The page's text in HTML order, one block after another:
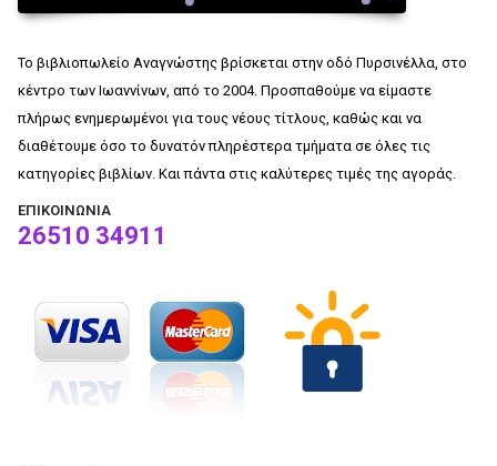
Το βιβλιοπωλείο Αναγνώστης βρίσκεται στην οδό Πυρσινέλλα, στο
κέντρο των Ιωαννίνων, από το 2004. Προσπαθούμε να είμαστε
πλήρως ενημερωμένοι για τους νέους τίτλους, καθώς και να
διαθέτουμε όσο το δυνατόν πληρέστερα τμήματα σε όλες τις
κατηγορίες βιβλίων. Και πάντα στις καλύτερες τιμές της αγοράς.
ΕΠΙΚΟΙΝΩΝΊΑ
26510 34911